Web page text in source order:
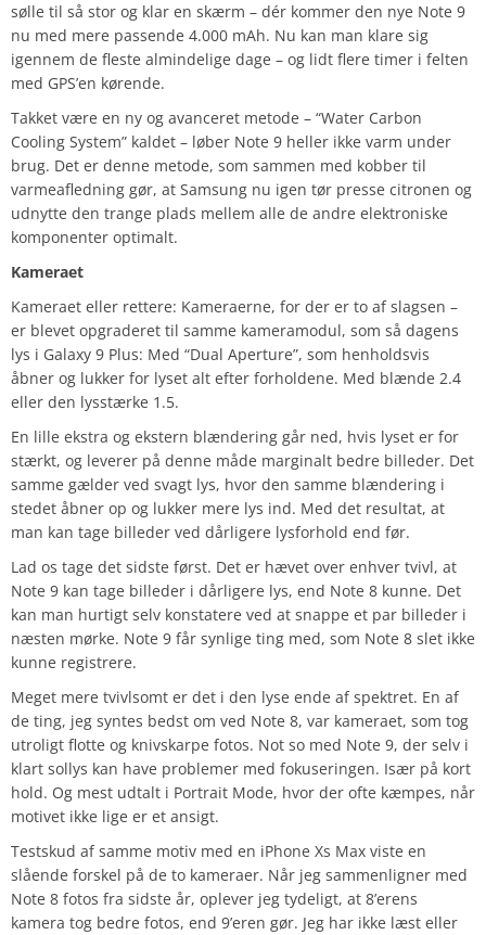
sølle til så stor og klar en skærm – dér kommer den nye Note 9
nu med mere passende 4.000 mAh. Nu kan man klare sig
igennem de fleste almindelige dage – og lidt flere timer i felten
med GPS’en kørende.
Takket være en ny og avanceret metode – “Water Carbon
Cooling System” kaldet – løber Note 9 heller ikke varm under
brug. Det er denne metode, som sammen med kobber til
varmeafledning gør, at Samsung nu igen tør presse citronen og
udnytte den trange plads mellem alle de andre elektroniske
komponenter optimalt.
Kameraet
Kameraet eller rettere: Kameraerne, for der er to af slagsen –
er blevet opgraderet til samme kameramodul, som så dagens
lys i Galaxy 9 Plus: Med “Dual Aperture”, som henholdsvis
åbner og lukker for lyset alt efter forholdene. Med blænde 2.4
eller den lysstærke 1.5.
En lille ekstra og ekstern blændering går ned, hvis lyset er for
stærkt, og leverer på denne måde marginalt bedre billeder. Det
samme gælder ved svagt lys, hvor den samme blændering i
stedet åbner op og lukker mere lys ind. Med det resultat, at
man kan tage billeder ved dårligere lysforhold end før.
Lad os tage det sidste først. Det er hævet over enhver tvivl, at
Note 9 kan tage billeder i dårligere lys, end Note 8 kunne. Det
kan man hurtigt selv konstatere ved at snappe et par billeder i
næsten mørke. Note 9 får synlige ting med, som Note 8 slet ikke
kunne registrere.
Meget mere tvivlsomt er det i den lyse ende af spektret. En af
de ting, jeg syntes bedst om ved Note 8, var kameraet, som tog
utroligt flotte og knivskarpe fotos. Not so med Note 9, der selv i
klart sollys kan have problemer med fokuseringen. Især på kort
hold. Og mest udtalt i Portrait Mode, hvor der ofte kæmpes, når
motivet ikke lige er et ansigt.
Testskud af samme motiv med en iPhone Xs Max viste en
slående forskel på de to kameraer. Når jeg sammenligner med
Note 8 fotos fra sidste år, oplever jeg tydeligt, at 8’erens
kamera tog bedre fotos, end 9’eren gør. Jeg har ikke læst eller